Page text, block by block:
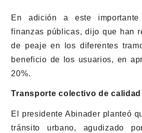
En adición a este
finanzas públicas, dijo que han
de peaje en los diferentes
beneficio de los usuarios, en
20%.
Transporte colectivo de calidad
El presidente Abinader planteó
tránsito urbano, agudizado